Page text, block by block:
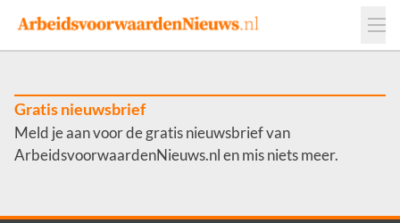
Events
Adverteren
Werkgevers
Contact
Gratis nieuwsbrief
Meld je aan voor de gratis nieuwsbrief van
ArbeidsvoorwaardenNieuws.nl en mis niets meer.